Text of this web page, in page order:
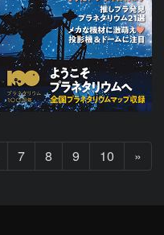
7 8 9 10 »
へ